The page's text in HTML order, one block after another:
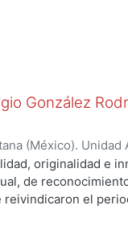
González
(México). Unidad
11)Baena Crespo,
originalidad e
de
el